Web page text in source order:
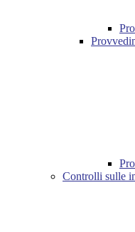
Controlli sulle